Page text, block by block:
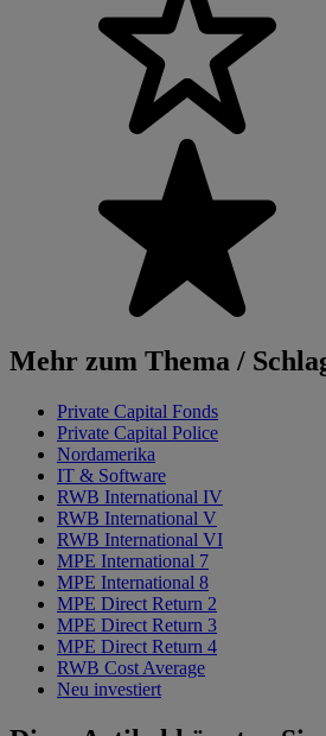
Mehr zum Thema /
Private Capital Fonds
Private Capital Police
Nordamerika
IT & Software
RWB International IV
RWB International V
RWB International VI
MPE International 7
MPE International 8
MPE Direct Return 2
MPE Direct Return 3
MPE Direct Return 4
RWB Cost Average
Neu investiert